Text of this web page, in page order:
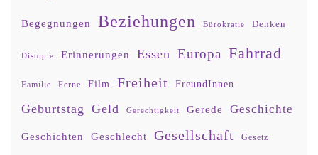
Begegnungen Beziehungen Bürokratie Denken
Distopie Erinnerungen Essen Europa Fahrrad
Familie Ferne Film Freiheit FreundInnen
Geburtstag Geld Gerechtigkeit Gerede Geschichte
Geschichten Geschlecht Gesellschaft Gesetz